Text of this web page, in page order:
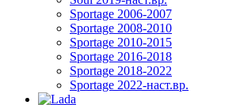
Sportage 2006-2007
Sportage 2008-2010
Sportage 2010-2015
Sportage 2016-2018
Sportage 2018-2022
Sportage 2022-наст.вр.